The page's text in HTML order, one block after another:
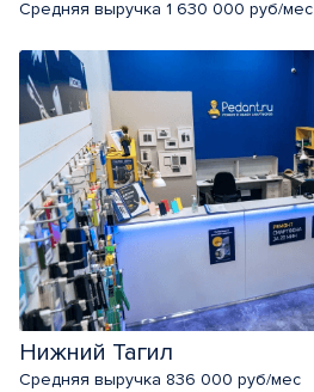
Средняя выручка 1 630 000 руб/мес
Нижний Тагил
Средняя выручка 836 000 руб/мес